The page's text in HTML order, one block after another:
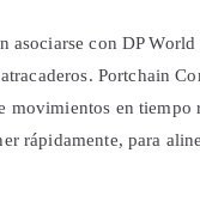
asociarse con DP
Portchain
movimientos en tiempo
rápidamente, para